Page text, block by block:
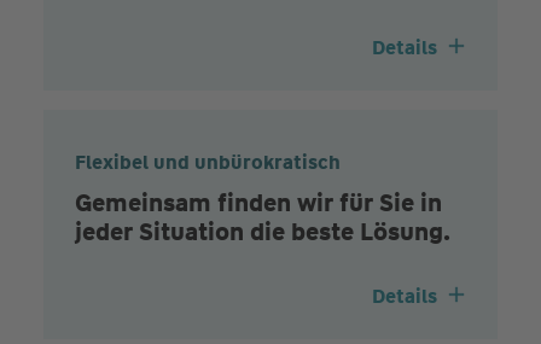
Details
Flexibel und unbürokratisch
Gemeinsam finden wir für Sie in
jeder Situation die beste Lösung.
Details